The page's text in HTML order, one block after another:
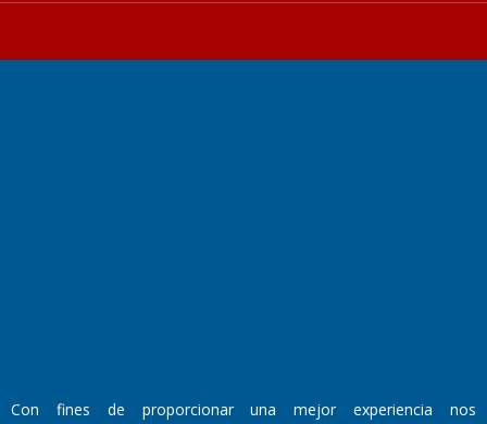
Con fines de proporcionar una mejor experiencia nos